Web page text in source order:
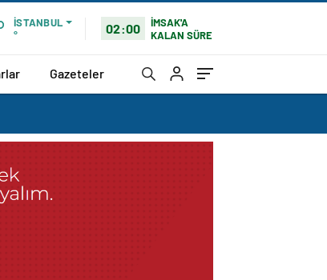
İSTANBUL
°
02:00
İMSAK'A
KALAN SÜRE
Gazeteler